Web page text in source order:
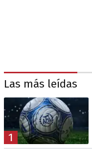
Las más leídas
1